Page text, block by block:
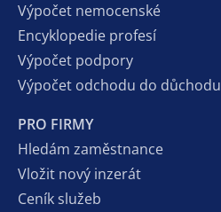
Výpočet nemocenské
Encyklopedie profesí
Výpočet podpory
Výpočet odchodu do důchodu
PRO FIRMY
Hledám zaměstnance
Vložit nový inzerát
Ceník služeb